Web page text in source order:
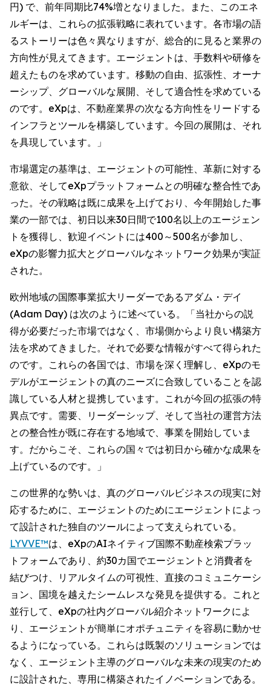
円) で、前年同期比74%増となりました。また、このエネ
ルギーは、これらの拡張戦略に表れています。各市場の語
るストーリーは色々異なりますが、総合的に見ると業界の
方向性が見えてきます。エージェントは、手数料や研修を
超えたものを求めています。移動の自由、拡張性、オーナ
ーシップ、グローバルな展開、そして適合性を求めている
のです。eXpは、不動産業界の次なる方向性をリードする
インフラとツールを構築しています。今回の展開は、それ
を具現しています。」
市場選定の基準は、エージェントの可能性、革新に対する
意欲、そしてeXpプラットフォームとの明確な整合性であ
った。その戦略は既に成果を上げており、今年開始した事
業の一部では、初日以来30日間で100名以上のエージェン
トを獲得し、歓迎イベントには400～500名が参加し、
eXpの影響力拡大とグローバルなネットワーク効果が実証
された。
欧州地域の国際事業拡大リーダーであるアダム・デイ
(Adam Day) は次のように述べている。「当社からの説
得が必要だった市場ではなく、市場側からより良い構築方
法を求めてきました。それで必要な情報がすべて得られた
のです。これらの各国では、市場を深く理解し、eXpのモ
デルがエージェントの真のニーズに合致していることを認
識している人材と提携しています。これが今回の拡張の特
異点です。需要、リーダーシップ、そして当社の運営方法
との整合性が既に存在する地域で、事業を開始していま
す。だからこそ、これらの国々では初日から確かな成果を
上げているのです。」
この世界的な勢いは、真のグローバルビジネスの現実に対
応するために、エージェントのためにエージェントによっ
て設計された独自のツールによって支えられている。
LYVVE™は、eXpのAIネイティブ国際不動産検索プラッ
トフォームであり、約30カ国でエージェントと消費者を
結びつけ、リアルタイムの可視性、直接のコミュニケーシ
ョン、国境を越えたシームレスな発見を提供する。これと
並行して、eXpの社内グローバル紹介ネットワークによ
り、エージェントが簡単にオポチュニティを容易に動かせ
るようになっている。これらは既製のソリューションでは
なく、エージェント主導のグローバルな未来の現実のため
に設計された、専用に構築されたイノベーションである。